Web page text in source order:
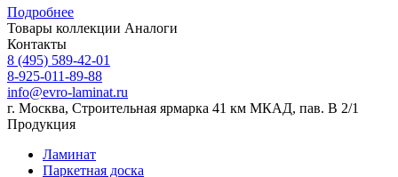
Подробнее
Товары коллекции Аналоги
Контакты
8 (495) 589-42-01
8-925-011-89-88
info@evro-laminat.ru
г. Москва, Строительная ярмарка 41 км МКАД, пав. В 2/1
Продукция
Ламинат
Паркетная доска